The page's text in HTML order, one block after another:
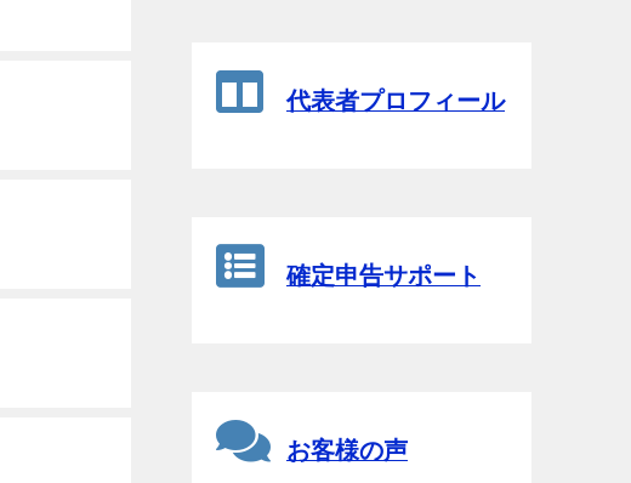
代表者プロフィール
確定申告サポート
お客様の声